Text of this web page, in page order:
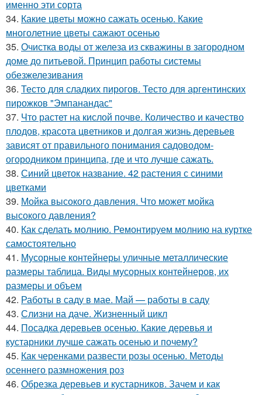
именно эти сорта
34. Какие цветы можно сажать осенью. Какие
многолетние цветы сажают осенью
35. Очистка воды от железа из скважины в загородном
доме до питьевой. Принцип работы системы
обезжелезивания
36. Тесто для сладких пирогов. Тесто для аргентинских
пирожков "Эмпанандас"
37. Что растет на кислой почве. Количество и качество
плодов, красота цветников и долгая жизнь деревьев
зависят от правильного понимания садоводом-
огородником принципа, где и что лучше сажать.
38. Синий цветок название. 42 растения с синими
цветками
39. Мойка высокого давления. Что может мойка
высокого давления?
40. Как сделать молнию. Ремонтируем молнию на куртке
самостоятельно
41. Мусорные контейнеры уличные металлические
размеры таблица. Виды мусорных контейнеров, их
размеры и объем
42. Работы в саду в мае. Май — работы в саду
43. Слизни на даче. Жизненный цикл
44. Посадка деревьев осенью. Какие деревья и
кустарники лучше сажать осенью и почему?
45. Как черенками развести розы осенью. Методы
осеннего размножения роз
46. Обрезка деревьев и кустарников. Зачем и как